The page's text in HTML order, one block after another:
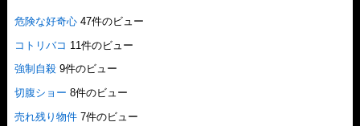
危険な好奇心 47件のビュー
コトリバコ 11件のビュー
強制自殺 9件のビュー
切腹ショー 8件のビュー
売れ残り物件 7件のビュー